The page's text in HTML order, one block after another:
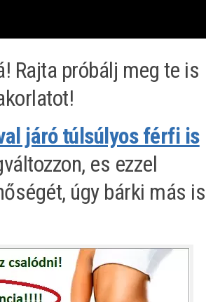
Rajta próbálj meg te is
járó túlsúlyos férfi is
es ezzel
úgy bárki más is